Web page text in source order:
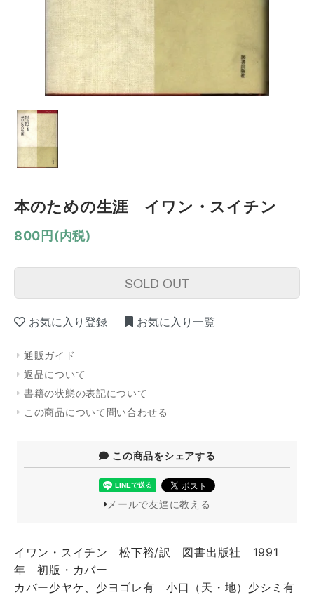
本のための生涯 イワン・スイチン
800円(内税)
SOLD OUT
お気に入り登録 お気に入り一覧
通販ガイド
返品について
書籍の状態の表記について
この商品について問い合わせる
この商品をシェアする
メールで友達に教える
イワン・スイチン 松下裕/訳 図書出版社 1991
年 初版・カバー
カバー少ヤケ、少ヨゴレ有 小口（天・地）少シミ有